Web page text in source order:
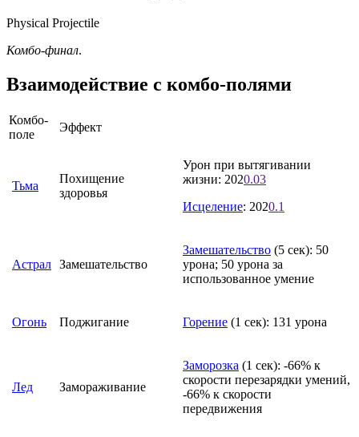
Physical Projectile
Комбо-финал.
Взаимодействие с комбо-полями
Комбо-
поле
Эффект
Тьма
Похищение
здоровья
Урон при вытягивании
жизни: 2020.03
Исцеление: 2020.1
Астрал Замешательство
Замешательство (5 сек): 50
урона; 50 урона за
использованное умение
Огонь Поджигание Горение (1 сек): 131 урона
Лед Замораживание
Заморозка (1 сек): -66% к
скорости перезарядки умений,
-66% к скорости
передвижения